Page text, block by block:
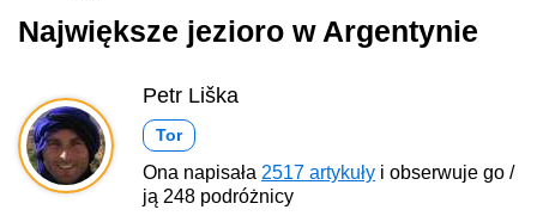
Największe jezioro w Argentynie
Petr Liška
Tor
Ona napisała 2517 artykuły i obserwuje go /
ją 248 podróżnicy